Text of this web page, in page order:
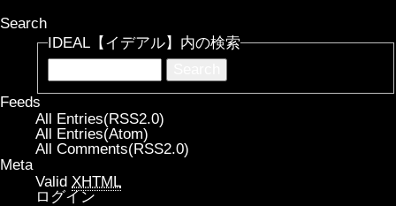
Search
IDEAL【イデアル】内の検索
Feeds
All Entries(RSS2.0)
All Entries(Atom)
All Comments(RSS2.0)
Meta
Valid XHTML
ログイン